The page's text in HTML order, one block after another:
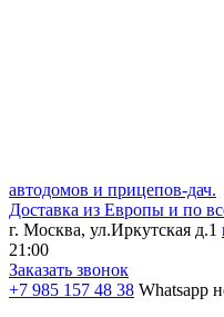
автодомов и прицепов-дач.
Доставка из Европы и по
г. Москва, ул.Иркутская д.1
21:00
Заказать звонок
+7 985 157 48 38 Whatsapp